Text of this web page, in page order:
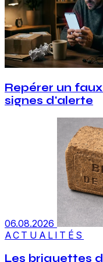
Repérer un
signes d'alerte
06.08.2026
ACTUALITÉS
Les briquettes